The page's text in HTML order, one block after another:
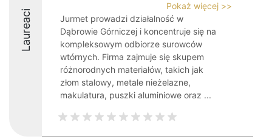
Laureaci
Pokaż więcej >>
Jurmet prowadzi działalność w
Dąbrowie Górniczej i koncentruje się na
kompleksowym odbiorze surowców
wtórnych. Firma zajmuje się skupem
różnorodnych materiałów, takich jak
złom stalowy, metale nieżelazne,
makulatura, puszki aluminiowe oraz ...